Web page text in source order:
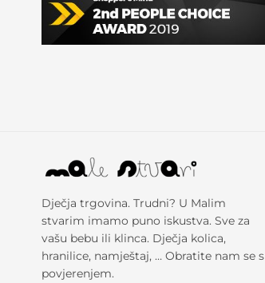
Dječja trgovina. Trudni? U Malim
stvarim imamo puno iskustva. Sve za
vašu bebu ili klinca. Dječja kolica,
hranilice, namještaj, … Obratite nam se s
povjerenjem.